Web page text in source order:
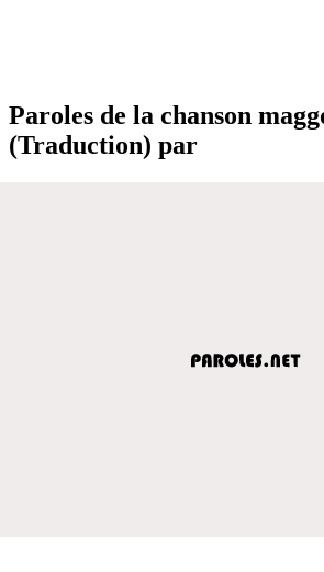
Paroles de la chanson
(Traduction) par